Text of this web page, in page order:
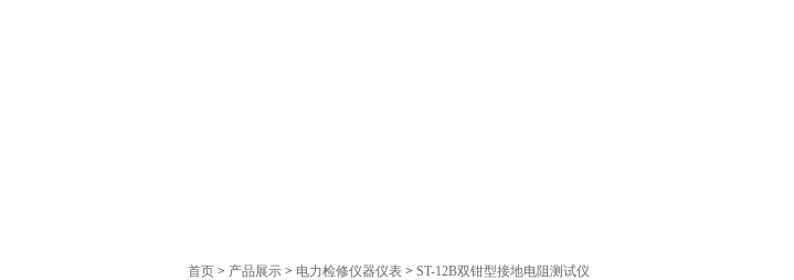
首页 > 产品展示 > 电力检修仪器仪表 > ST-12B双钳型接地电阻测试仪